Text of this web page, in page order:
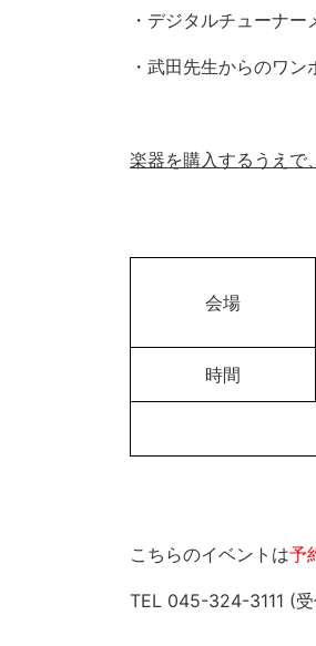
・デジタルチューナ
・武田先生からのワ
楽器を購入するうえで
会場
時間
こちらのイベントは予
TEL 045-324-3111 (